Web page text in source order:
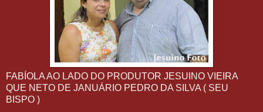
FABÍOLA AO LADO DO PRODUTOR JESUINO VIEIRA
QUE NETO DE JANUÁRIO PEDRO DA SILVA ( SEU
BISPO )